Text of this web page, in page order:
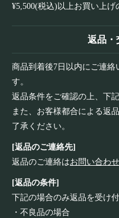
¥5,500(税込)以上お買い上げ
返品・
商品到着後7日以内にご連絡
す。
返品条件をご確認の上、下
また、お客様都合による返
了承ください。
[返品のご連絡先]
返品のご連絡はお問い合わ
[返品の条件]
下記の場合のみ返品を受け付
・不良品の場合